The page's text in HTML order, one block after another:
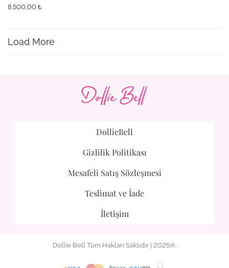
8.500,00 ₺
Load More
DollieBell
Gizlilik Politikası
Mesafeli Satış Sözleşmesi
Teslimat ve İade
İletişim
Dollie Bell Tüm Hakları Saklıdır | 2025®.